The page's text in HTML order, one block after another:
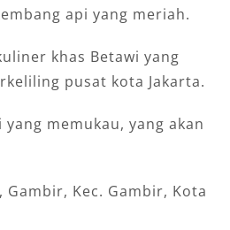
api yang meriah.
khas Betawi yang
pusat kota Jakarta.
memukau, yang akan
Gambir, Kec. Gambir, Kota